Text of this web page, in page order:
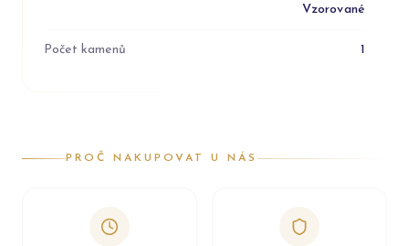
Vzorované
Počet kamenů 1
PROČ NAKUPOVAT U NÁS